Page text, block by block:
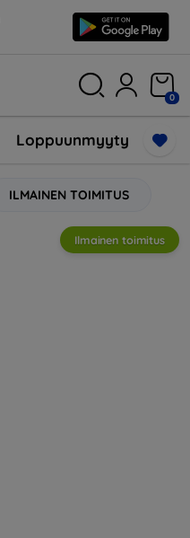
0
Loppuunmyyty
ILMAINEN TOIMITUS
Ilmainen toimitus